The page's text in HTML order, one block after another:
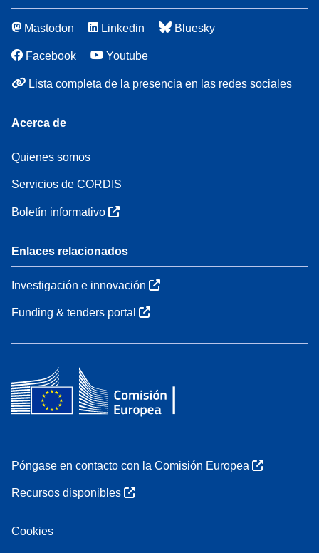
Mastodon Linkedin Bluesky
Facebook Youtube
Lista completa de la presencia en las redes sociales
Acerca de
Quienes somos
Servicios de CORDIS
Boletín informativo
Enlaces relacionados
Investigación e innovación
Funding & tenders portal
Póngase en contacto con la Comisión Europea
Recursos disponibles
Cookies